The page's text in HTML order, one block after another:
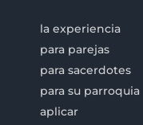
la experiencia
para parejas
para sacerdotes
para su parroquia
aplicar